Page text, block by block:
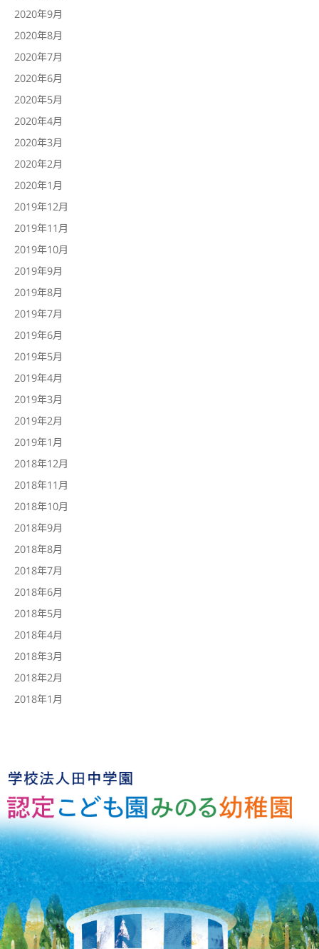
2020年9月
2020年8月
2020年7月
2020年6月
2020年5月
2020年4月
2020年3月
2020年2月
2020年1月
2019年12月
2019年11月
2019年10月
2019年9月
2019年8月
2019年7月
2019年6月
2019年5月
2019年4月
2019年3月
2019年2月
2019年1月
2018年12月
2018年11月
2018年10月
2018年9月
2018年8月
2018年7月
2018年6月
2018年5月
2018年4月
2018年3月
2018年2月
2018年1月